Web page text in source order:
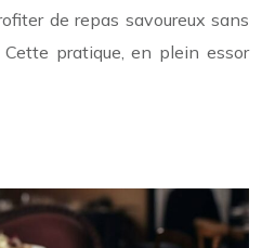
de repas savoureux sans
pratique, en plein essor